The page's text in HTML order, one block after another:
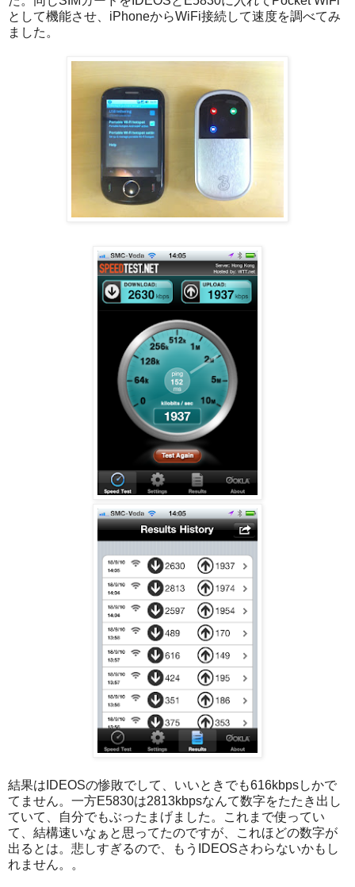
として機能させ、iPhoneからWiFi接続して速度を調べてみ
ました。
結果はIDEOSの惨敗でして、いいときでも616kbpsしかで
てません。一方E5830は2813kbpsなんて数字をたたき出し
ていて、自分でもぶったまげました。これまで使ってい
て、結構速いなぁと思ってたのですが、これほどの数字が
出るとは。悲しすぎるので、もうIDEOSさわらないかもし
れません。。